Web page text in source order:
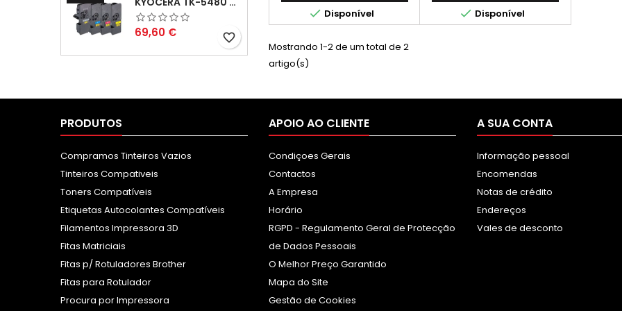
Preço
69,60 € favorite_border
rendimento real varia
consideravelmente com base
impressas e noutros
 Disponível  Disponível
Mostrando 1-2 de um total de 2
artigo(s)
PRODUTOS
Compramos Tinteiros Vazios
Tinteiros Compativeis
Toners Compatíveis
Etiquetas Autocolantes Compatíveis
Filamentos Impressora 3D
Fitas Matriciais
Fitas p/ Rotuladores Brother
Fitas para Rotulador
Procura por Impressora
APOIO AO CLIENTE
Condiçoes Gerais
Contactos
A Empresa
Horário
RGPD - Regulamento Geral de Protecção
de Dados Pessoais
O Melhor Preço Garantido
Mapa do Site
Gestão de Cookies
A SUA CONTA
Informação pessoal
Encomendas
Notas de crédito
Endereços
Vales de desconto